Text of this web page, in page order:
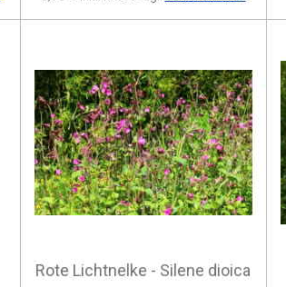
Rote Lichtnelke - Silene dioica